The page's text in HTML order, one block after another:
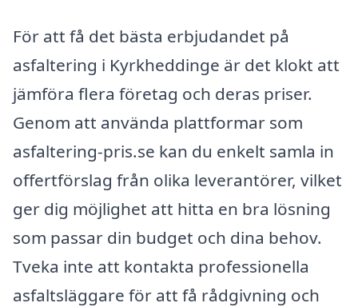
För att få det bästa erbjudandet på
asfaltering i Kyrkheddinge är det klokt att
jämföra flera företag och deras priser.
Genom att använda plattformar som
asfaltering-pris.se kan du enkelt samla in
offertförslag från olika leverantörer, vilket
ger dig möjlighet att hitta en bra lösning
som passar din budget och dina behov.
Tveka inte att kontakta professionella
asfaltsläggare för att få rådgivning och